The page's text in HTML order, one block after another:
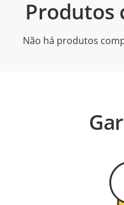
Produtos
Não há produtos